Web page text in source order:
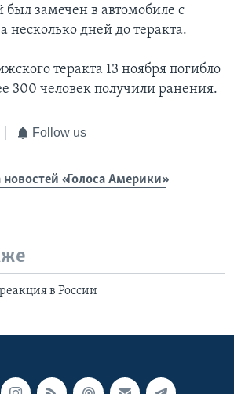
замечен в автомобиле с
несколько дней до теракта.
теракта 13 ноября погибло
300 человек получили ранения.
Follow us
«Голоса Америки»
в России